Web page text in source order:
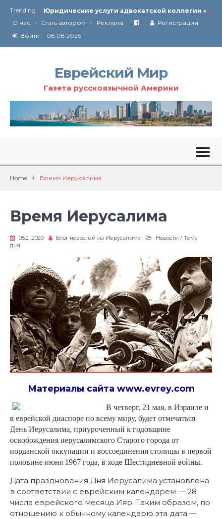
Trending : Ю
ридические услуги адвокатской коллегии «Эли Гервиц»: полное сопровождение на всех этапах
От Ирана до Ливана и Газы
О нас • Стать автором • Реклама
Регистрация
Войти
08.08.2026
Еврейский Мир
Газета русскоязычной Америки
Home Время Иерусалима
Время Иерусалима
05.21.2020 Блог новостей из Иерусалима Новости / Тема
дня
Материалы сайта www.evrey.com
В четверг, 21 мая, в Израиле и
в еврейской диаспоре по всему миру, будет отмечаться
День Иерусалима, приуроченный к годовщине
освобождения иерусалимского Старого города от
иорданской оккупации и воссоединения столицы в первой
половине июня 1967 года, в ходе Шестидневной войны.
Дата празднования Дня Иерусалима установлена
в соответствии с еврейским календарем — 28
числа еврейского месяца Ияр. Таким образом, по
отношению к обычному календарю эта дата —